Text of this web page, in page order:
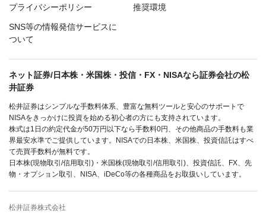
プライバシーポリシー 推奨環境
SNS等の情報発信サービスに
ついて
ネット証券/日本株・米国株・投信・FX・NISAなら証券会社の松
井証券
松井証券はシンプルな手数料体系、豊富な無料ツールと安心のサポートで
NISAをきっかけに投資を始める初心者の方にも支持されています。
株式は1日の約定代金が50万円以下なら手数料0円、その他商品の手数料も業
界最安水準でご提供しています。NISAでの日本株、米国株、投資信託はすべ
て売買手数料が無料です。
日本株(現物取引/信用取引)・米国株(現物取引/信用取引)、投資信託、FX、先
物・オプション取引、NISA、iDeCo等の各種商品をお取扱いしています。
松井証券株式会社